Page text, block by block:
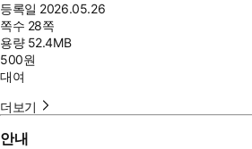
등록일 2026.05.26
쪽수 28쪽
용량 52.4MB
500원
대여
더보기
안내